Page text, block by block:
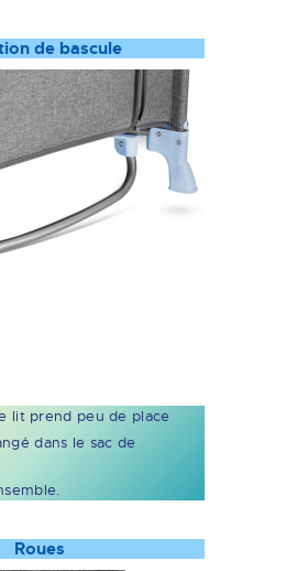
de bascule
lit prend peu de place
dans le sac de
Roues